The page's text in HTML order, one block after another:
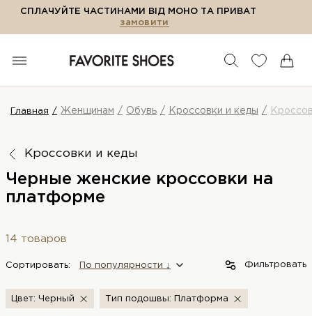
СПЛАЧУЙТЕ ЧАСТИНАМИ ВІД МОНО ТА ПРИВАТ
замовити
Главная Женщинам Обувь Кроссовки и кеды
Кроссовки и кеды
Черные женские кроссовки на
платформе
14 товаров
Сортировать: По популярности ↓ Фильтровать
Цвет: Черный Тип подошвы: Платформа